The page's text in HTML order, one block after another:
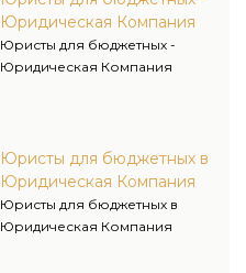
Юридическая Компания
Юристы для бюджетных -
Юридическая Компания
Юристы для бюджетных в
Юридическая Компания
Юристы для бюджетных в
Юридическая Компания